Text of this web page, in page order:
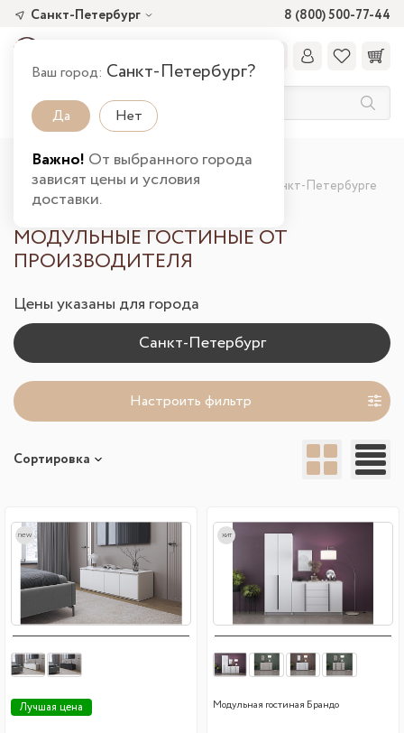
8 (800) 500-77-44
Санкт-Петербург
Ваш город: Санкт-Петербург?
Да Нет
Важно! От выбранного города
зависят цены и условия
доставки.
Главная Каталог товаров
Гостиная
Модульные гостиные от производителя в Санкт-Петербурге
МОДУЛЬНЫЕ ГОСТИНЫЕ ОТ
ПРОИЗВОДИТЕЛЯ
Цены указаны для города
Настроить фильтр
Сортировка
new
Лучшая цена
хит
Модульная гостиная Брандо